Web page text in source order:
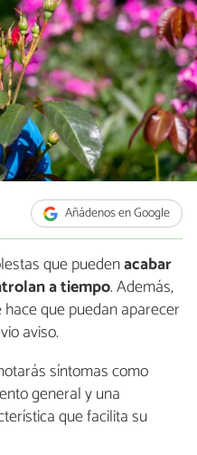
Añádenos en Google
que puedenacabar
a tiempo. Además,
que puedan aparecer
aviso.
síntomas como
general y una
que facilita su